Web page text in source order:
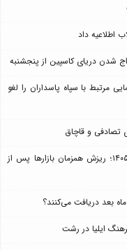
اطلاعیه داد
مرتبط با سپاه پاسداران را لغو
تصادفی و قاچاق
قیمت طلا، سکه و دلار امروز چهارشنبه ۱۴ مرداد ۱۴۰۵؛ ریزش همزمان بازارها پس از
ماه بعد دریافت می‌کنند؟
ایلیا در رشت